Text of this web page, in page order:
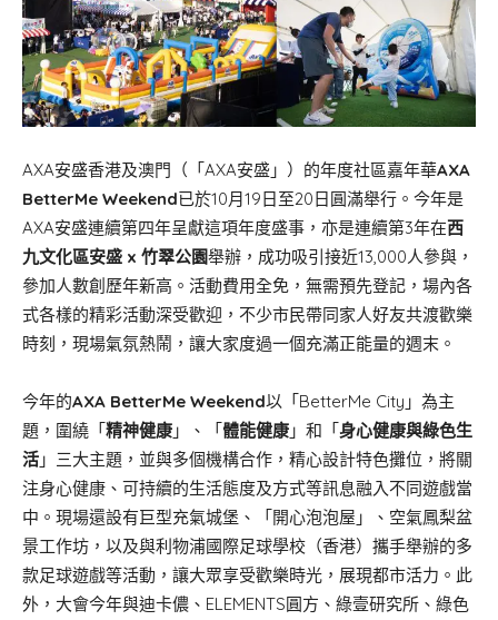
AXA安盛香港及澳門（「AXA安盛」）的年度社區嘉年華AXA
BetterMe Weekend已於10月19日至20日圓滿舉行。今年是
AXA安盛連續第四年呈獻這項年度盛事，亦是連續第3年在西
九文化區安盛 x 竹翠公園舉辦，成功吸引接近13,000人參與，
參加人數創歷年新高。活動費用全免，無需預先登記，場內各
式各樣的精彩活動深受歡迎，不少市民帶同家人好友共渡歡樂
時刻，現場氣氛熱鬧，讓大家度過一個充滿正能量的週末。
今年的AXA BetterMe Weekend以「BetterMe City」為主
題，圍繞「精神健康 」、「體能健康 」和「身心健康與綠色生
活 」三大主題，並與多個機構合作，精心設計特色攤位，將關
注身心健康、可持續的生活態度及方式等訊息融入不同遊戲當
中。現場還設有巨型充氣城堡、「開心泡泡屋」、空氣鳳梨盆
景工作坊，以及與利物浦國際足球學校（香港）攜手舉辦的多
款足球遊戲等活動，讓大眾享受歡樂時光，展現都市活力。此
外，大會今年與迪卡儂、ELEMENTS圓方、綠壹研究所、綠色